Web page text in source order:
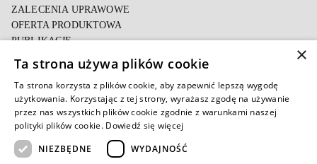
ZALECENIA UPRAWOWE
OFERTA PRODUKTOWA
PUBLIKACJE
POLITYKA COOKIES
E-FAKTURA
Autoryzowany e-sklep
×
Ta strona używa plików cookie
Ta strona korzysta z plików cookie, aby zapewnić lepszą wygodę
użytkowania. Korzystając z tej strony, wyrażasz zgodę na używanie
przez nas wszystkich plików cookie zgodnie z warunkami naszej
polityki plików cookie. Dowiedź się więcej
NIEZBĘDNE
WYDAJNOŚĆ